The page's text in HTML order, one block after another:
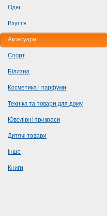
Одяг
Взуття
Аксесуари
Спорт
Білизна
Косметика і парфуми
Техніка та товари для дому
Ювелірні прикраси
Дитячі товари
Інше
Книги